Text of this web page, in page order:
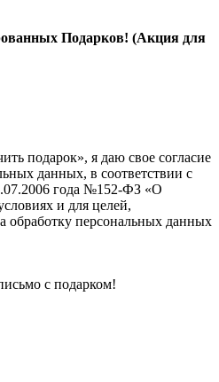
Подарков! (Акция для
подарок», я даю свое согласие
данных, в соответствии с
года №152-ФЗ «О
и для целей,
обработку персональных данных
с подарком!